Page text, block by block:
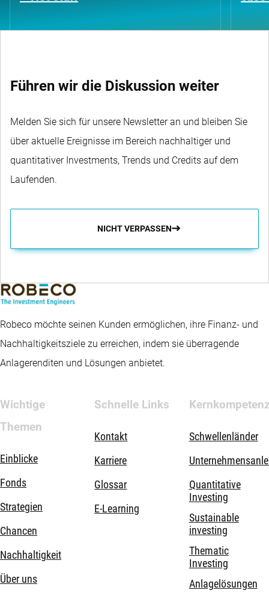
Führen wir die Diskussion weiter
Melden Sie sich für unsere Newsletter an und bleiben Sie
über aktuelle Ereignisse im Bereich nachhaltiger und
quantitativer Investments, Trends und Credits auf dem
Laufenden.
NICHT VERPASSEN
Robeco möchte seinen Kunden ermöglichen, ihre Finanz- und
Nachhaltigkeitsziele zu erreichen, indem sie überragende
Anlagerenditen und Lösungen anbietet.
Wichtige
Themen
Einblicke
Fonds
Strategien
Chancen
Nachhaltigkeit
Über uns
Schnelle Links
Kontakt
Karriere
Glossar
E-Learning
Schwellenländer
Quantitative
Investing
Sustainable
investing
Thematic
Investing
Anlagelösungen